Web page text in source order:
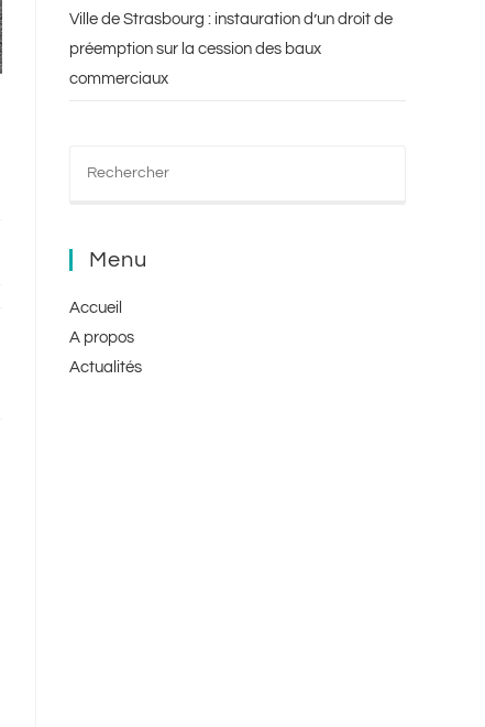
Ville de Strasbourg : instauration d’un droit de
préemption sur la cession des baux
commerciaux
Menu
Accueil
A propos
Actualités